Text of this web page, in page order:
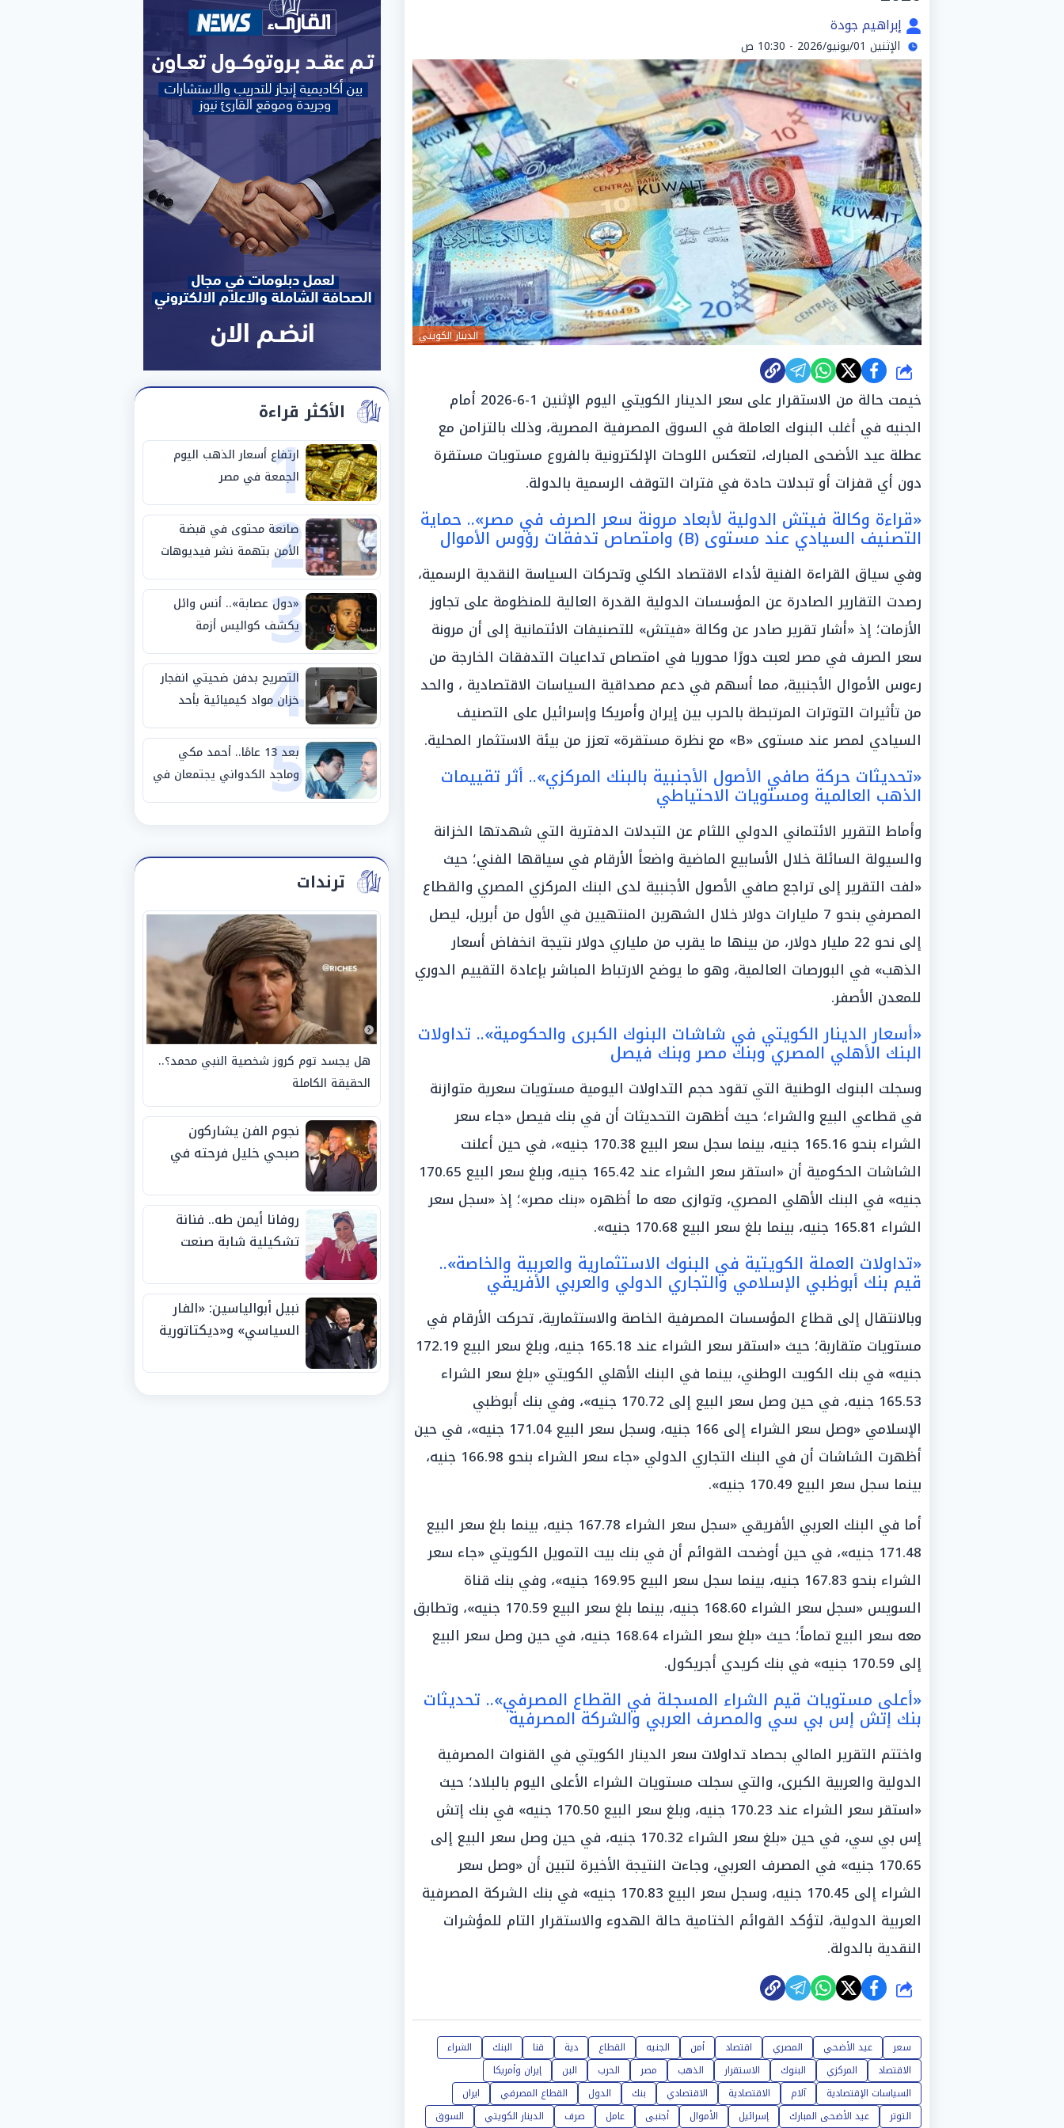
إبراهيم جودة
الإثنين 01/يونيو/2026 - 10:30 ص
الدينار الكويتي
شارك
خيمت حالة من الاستقرار على سعر الدينار الكويتي اليوم الإثنين 1-6-2026 أمام
الجنيه في أغلب البنوك العاملة في السوق المصرفية المصرية، وذلك بالتزامن مع
عطلة عيد الأضحى المبارك، لتعكس اللوحات الإلكترونية بالفروع مستويات مستقرة
دون أي قفزات أو تبدلات حادة في فترات التوقف الرسمية بالدولة.
«قراءة وكالة فيتش الدولية لأبعاد مرونة سعر الصرف في مصر».. حماية
التصنيف السيادي عند مستوى (B) وامتصاص تدفقات رؤوس الأموال
وفي سياق القراءة الفنية لأداء الاقتصاد الكلي وتحركات السياسة النقدية الرسمية،
رصدت التقارير الصادرة عن المؤسسات الدولية القدرة العالية للمنظومة على تجاوز
الأزمات؛ إذ «أشار تقرير صادر عن وكالة «فيتش» للتصنيفات الائتمانية إلى أن مرونة
سعر الصرف في مصر لعبت دورًا محوريا في امتصاص تداعيات التدفقات الخارجة من
رءوس الأموال الأجنبية، مما أسهم في دعم مصداقية السياسات الاقتصادية ، والحد
من تأثيرات التوترات المرتبطة بالحرب بين إيران وأمريكا وإسرائيل على التصنيف
السيادي لمصر عند مستوى «B» مع نظرة مستقرة» تعزز من بيئة الاستثمار المحلية.
«تحديثات حركة صافي الأصول الأجنبية بالبنك المركزي».. أثر تقييمات
الذهب العالمية ومستويات الاحتياطي
وأماط التقرير الائتماني الدولي اللثام عن التبدلات الدفترية التي شهدتها الخزانة
والسيولة السائلة خلال الأسابيع الماضية واضعاً الأرقام في سياقها الفني؛ حيث
«لفت التقرير إلى تراجع صافي الأصول الأجنبية لدى البنك المركزي المصري والقطاع
المصرفي بنحو 7 مليارات دولار خلال الشهرين المنتهيين في الأول من أبريل، ليصل
إلى نحو 22 مليار دولار، من بينها ما يقرب من ملياري دولار نتيجة انخفاض أسعار
الذهب» في البورصات العالمية، وهو ما يوضح الارتباط المباشر بإعادة التقييم الدوري
للمعدن الأصفر.
«أسعار الدينار الكويتي في شاشات البنوك الكبرى والحكومية».. تداولات
البنك الأهلي المصري وبنك مصر وبنك فيصل
وسجلت البنوك الوطنية التي تقود حجم التداولات اليومية مستويات سعرية متوازنة
في قطاعي البيع والشراء؛ حيث أظهرت التحديثات أن في بنك فيصل «جاء سعر
الشراء بنحو 165.16 جنيه، بينما سجل سعر البيع 170.38 جنيه»، في حين أعلنت
الشاشات الحكومية أن «استقر سعر الشراء عند 165.42 جنيه، وبلغ سعر البيع 170.65
جنيه» في البنك الأهلي المصري، وتوازى معه ما أظهره «بنك مصر»؛ إذ «سجل سعر
الشراء 165.81 جنيه، بينما بلغ سعر البيع 170.68 جنيه».
«تداولات العملة الكويتية في البنوك الاستثمارية والعربية والخاصة»..
قيم بنك أبوظبي الإسلامي والتجاري الدولي والعربي الأفريقي
وبالانتقال إلى قطاع المؤسسات المصرفية الخاصة والاستثمارية، تحركت الأرقام في
مستويات متقاربة؛ حيث «استقر سعر الشراء عند 165.18 جنيه، وبلغ سعر البيع 172.19
جنيه» في بنك الكويت الوطني، بينما في البنك الأهلي الكويتي «بلغ سعر الشراء
165.53 جنيه، في حين وصل سعر البيع إلى 170.72 جنيه»، وفي بنك أبوظبي
الإسلامي «وصل سعر الشراء إلى 166 جنيه، وسجل سعر البيع 171.04 جنيه»، في حين
أظهرت الشاشات أن في البنك التجاري الدولي «جاء سعر الشراء بنحو 166.98 جنيه،
بينما سجل سعر البيع 170.49 جنيه».
أما في البنك العربي الأفريقي «سجل سعر الشراء 167.78 جنيه، بينما بلغ سعر البيع
171.48 جنيه»، في حين أوضحت القوائم أن في بنك بيت التمويل الكويتي «جاء سعر
الشراء بنحو 167.83 جنيه، بينما سجل سعر البيع 169.95 جنيه»، وفي بنك قناة
السويس «سجل سعر الشراء 168.60 جنيه، بينما بلغ سعر البيع 170.59 جنيه»، وتطابق
معه سعر البيع تماماً؛ حيث «بلغ سعر الشراء 168.64 جنيه، في حين وصل سعر البيع
إلى 170.59 جنيه» في بنك كريدي أجريكول.
«أعلى مستويات قيم الشراء المسجلة في القطاع المصرفي».. تحديثات
بنك إتش إس بي سي والمصرف العربي والشركة المصرفية
واختتم التقرير المالي بحصاد تداولات سعر الدينار الكويتي في القنوات المصرفية
الدولية والعربية الكبرى، والتي سجلت مستويات الشراء الأعلى اليوم بالبلاد؛ حيث
«استقر سعر الشراء عند 170.23 جنيه، وبلغ سعر البيع 170.50 جنيه» في بنك إتش
إس بي سي، في حين «بلغ سعر الشراء 170.32 جنيه، في حين وصل سعر البيع إلى
170.65 جنيه» في المصرف العربي، وجاءت النتيجة الأخيرة لتبين أن «وصل سعر
الشراء إلى 170.45 جنيه، وسجل سعر البيع 170.83 جنيه» في بنك الشركة المصرفية
العربية الدولية، لتؤكد القوائم الختامية حالة الهدوء والاستقرار التام للمؤشرات
النقدية بالدولة.
شارك
سعر عيد الأضحي المصري اقتصاد أمن الجنيه القطاع دية قنا البنك
الشراء
الاقتصاد
المركزي البنوك الاستقرار الذهب مصر الحرب البن
إيران وأمريكا
السياسات الإقتصادية
آلام الاقتصادية الاقتصادي بنك الدول القطاع المصرفي
ايران
التوتر
عيد الأضحى المبارك إسرائيل الأموال أجنبى عامل صرف الدينار الكويتي السوق
الأكثر قراءة
1
ارتفاع أسعار الذهب اليوم
الجمعة في مصر
2
صانعة محتوى في قبضة
الأمن بتهمة نشر فيديوهات
خادشة للحياء
3
«دول عصابة».. أنس وائل
يكشف كواليس أزمة
استبعاده المفاجئ من
الزمالك
4
التصريح بدفن ضحيتي انفجار
خزان مواد كيميائية بأحد
مصانع الفيوم
5 بعد 13 عامًا.. أحمد مكي
وماجد الكدواني يجتمعان في
«فرصة سعيدة»
ترندات
هل يجسد توم كروز شخصية النبي محمد؟..
الحقيقة الكاملة
نجوم الفن يشاركون
صبحي خليل فرحته في
روفانا أيمن طه.. فنانة
تشكيلية شابة صنعت
الجوائز منذ الصغر
نبيل أبوالياسين: «الفار
السياسي» و«ديكتاتورية
الفيفا».. وإقالة